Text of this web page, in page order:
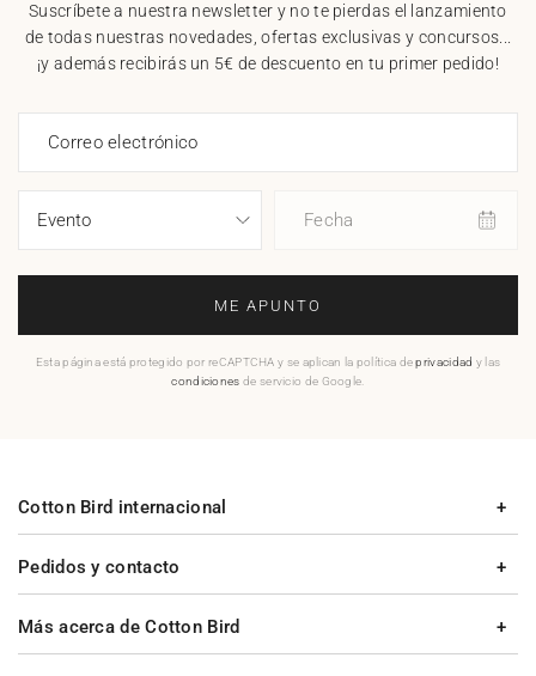
Suscríbete a nuestra newsletter y no te pierdas el lanzamiento
de todas nuestras novedades, ofertas exclusivas y concursos...
¡y además recibirás un 5€ de descuento en tu primer pedido!
Correo electrónico
Fecha
ME APUNTO
Esta página está protegido por reCAPTCHA y se aplican la política deprivacidad y las
condiciones de servicio de Google.
Pedidos y contacto
Más acerca de Cotton Bird
Cotton Bird internacional